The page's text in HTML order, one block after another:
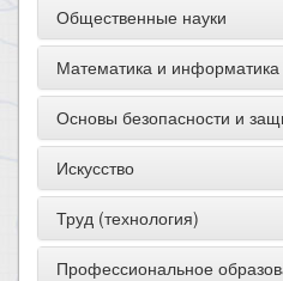
Общественные науки
Математика и информатика
Основы безопасности и
Искусство
Труд (технология)
Профессиональное